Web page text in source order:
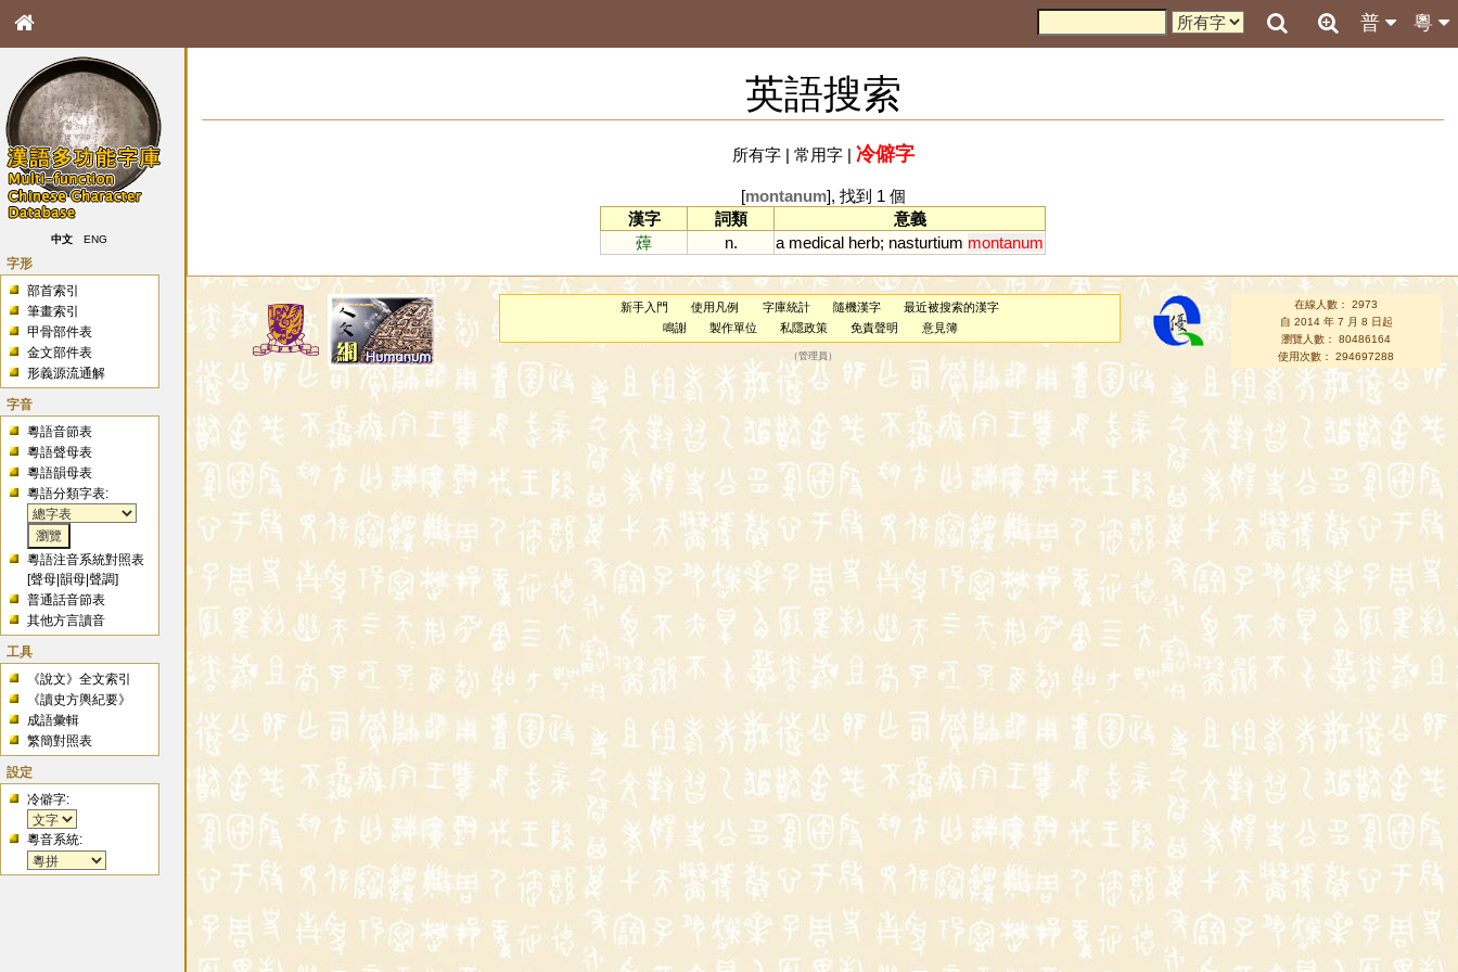
粵
普
中文 ENG
字形
部首索引
筆畫索引
甲骨部件表
金文部件表
形義源流通解
字音
粵語音節表
粵語聲母表
粵語韻母表
粵語分類字表:
粵語注音系統對照表
[聲母 |韻母 |聲調]
普通話音節表
其他方言讀音
工具
《說文》全文索引
《讀史方輿紀要》
成語彙輯
繁簡對照表
設定
冷僻字:
粵音系統:
英語搜索
所有字| 常用字| 冷僻字
[montanum], 找到 1 個
漢字
詞類
意義
蔊
n. a medical herb; nasturtium montanum
新手入門 使用凡例 字庫統計 隨機漢字
最近被搜索的漢字
鳴謝
製作單位 私隱政策 免責聲明 意見簿
（管理員 ）
在線人數： 2973
自 2014 年 7 月 8 日起
瀏覽人數： 80486164
使用次數： 294697288